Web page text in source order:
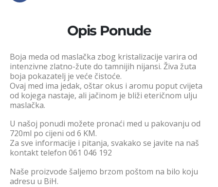
Opis Ponude
Boja meda od maslačka zbog kristalizacije varira od
intenzivne zlatno-žute do tamnijih nijansi. Živa žuta
boja pokazatelj je veće čistoće.
Ovaj med ima jedak, oštar okus i aromu poput cvijeta
od kojega nastaje, ali jačinom je bliži eteričnom ulju
maslačka.
U našoj ponudi možete pronaći med u pakovanju od
720ml po cijeni od 6 KM.
Za sve informacije i pitanja, svakako se javite na naš
kontakt telefon 061 046 192
Naše proizvode šaljemo brzom poštom na bilo koju
adresu u BiH.